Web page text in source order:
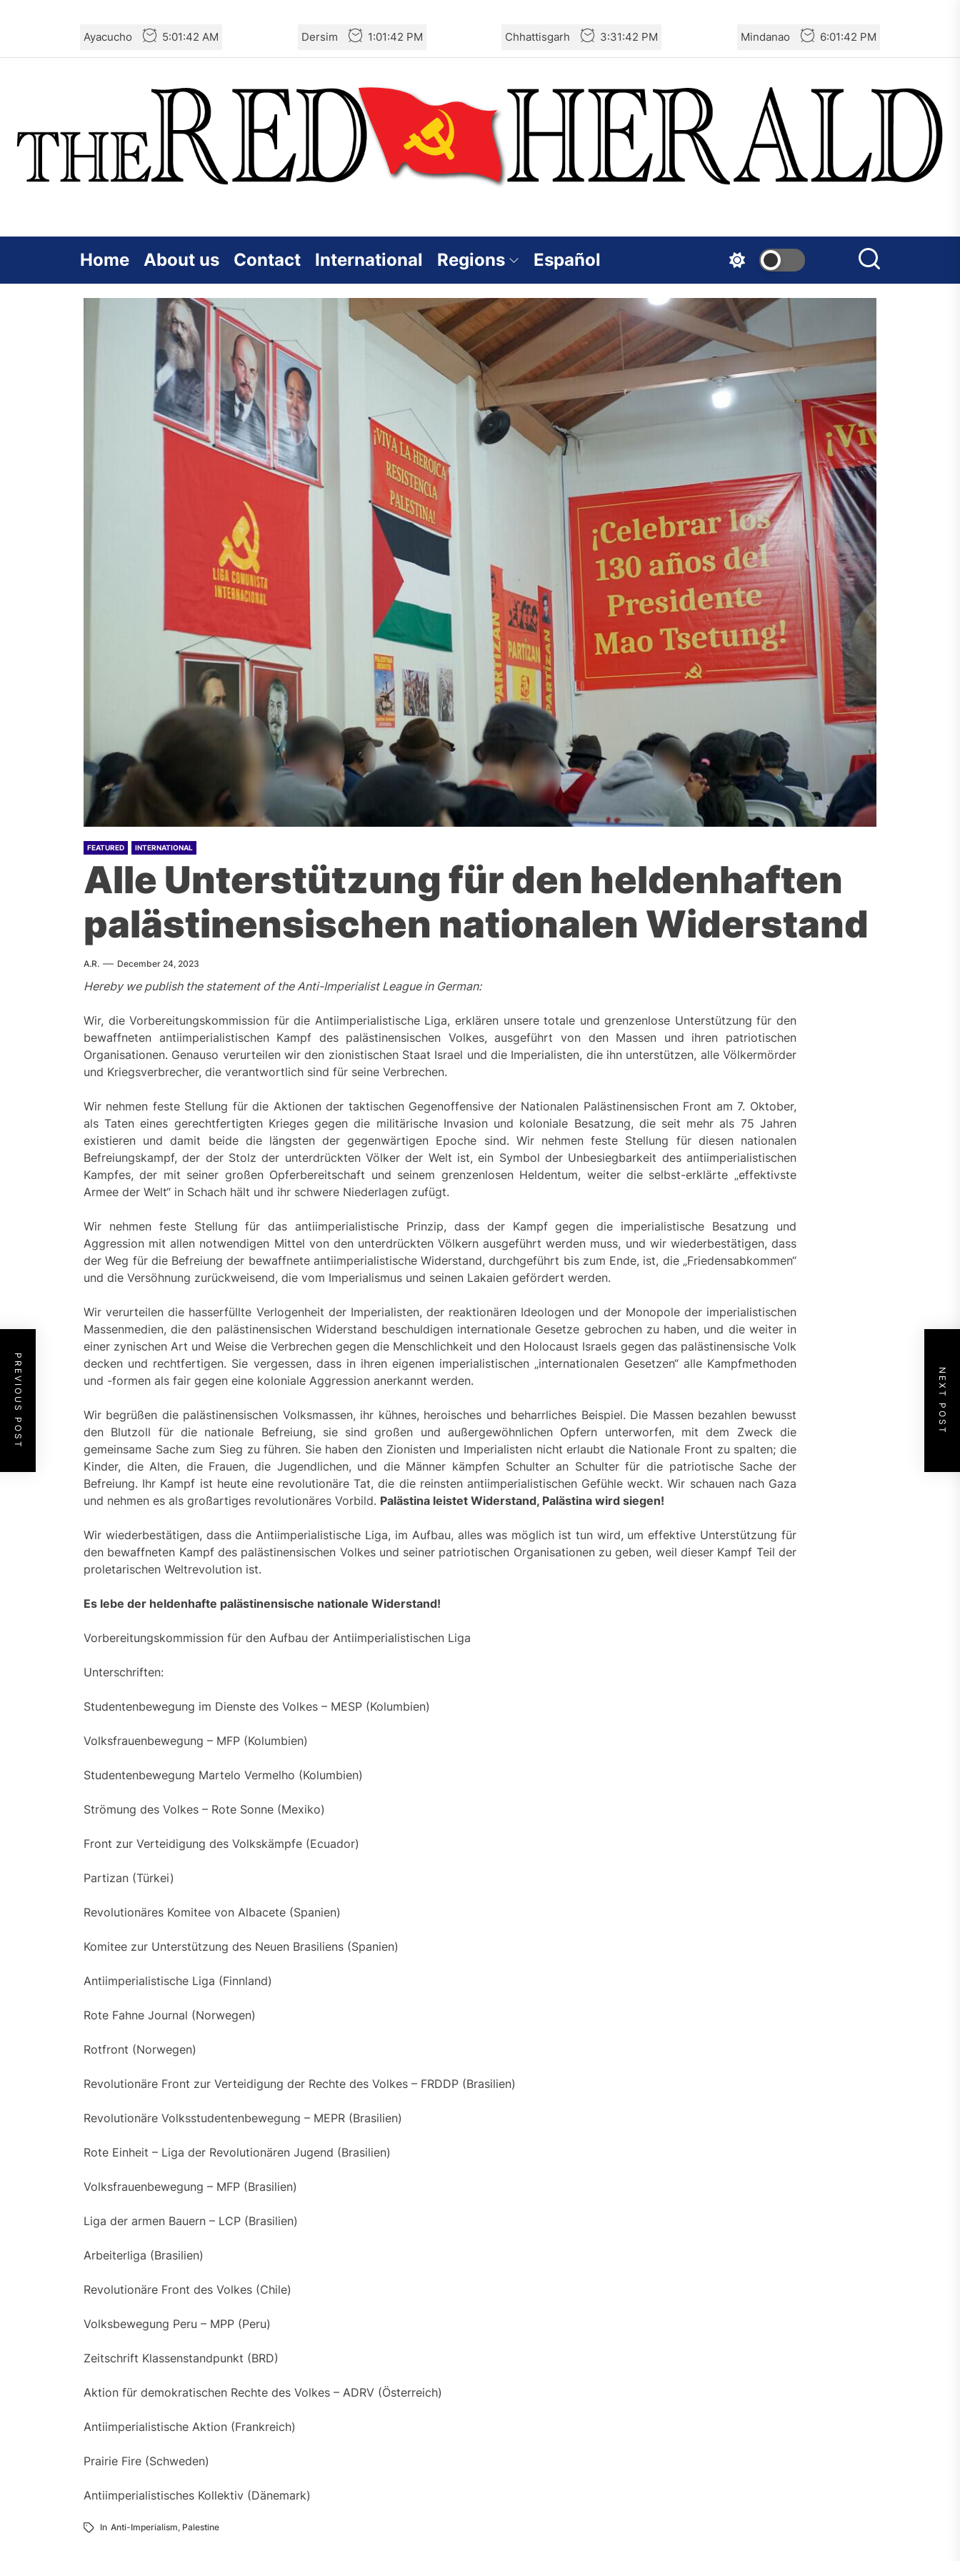
the
Ayacucho 5:01:43 AM Dersim 1:01:43 PM Chhattisgarh 3:31:43 PM Mindanao 6:01:43 PM
Home About us Contact International Regions Español
FEATURED INTERNATIONAL
Alle Unterstützung für den heldenhaften
palästinensischen nationalen Widerstand
A.R. December 24, 2023
Hereby we publish the statement of the Anti-Imperialist League in German:
Wir, die Vorbereitungskommission für die Antiimperialistische Liga, erklären unsere totale und grenzenlose Unterstützung für den
bewaffneten antiimperialistischen Kampf des palästinensischen Volkes, ausgeführt von den Massen und ihren patriotischen
Organisationen. Genauso verurteilen wir den zionistischen Staat Israel und die Imperialisten, die ihn unterstützen, alle Völkermörder
und Kriegsverbrecher, die verantwortlich sind für seine Verbrechen.
Wir nehmen feste Stellung für die Aktionen der taktischen Gegenoffensive der Nationalen Palästinensischen Front am 7. Oktober,
als Taten eines gerechtfertigten Krieges gegen die militärische Invasion und koloniale Besatzung, die seit mehr als 75 Jahren
existieren und damit beide die längsten der gegenwärtigen Epoche sind. Wir nehmen feste Stellung für diesen nationalen
Befreiungskampf, der der Stolz der unterdrückten Völker der Welt ist, ein Symbol der Unbesiegbarkeit des antiimperialistischen
Kampfes, der mit seiner großen Opferbereitschaft und seinem grenzenlosen Heldentum, weiter die selbst-erklärte „effektivste
Armee der Welt“ in Schach hält und ihr schwere Niederlagen zufügt.
Wir nehmen feste Stellung für das antiimperialistische Prinzip, dass der Kampf gegen die imperialistische Besatzung und
Aggression mit allen notwendigen Mittel von den unterdrückten Völkern ausgeführt werden muss, und wir wiederbestätigen, dass
der Weg für die Befreiung der bewaffnete antiimperialistische Widerstand, durchgeführt bis zum Ende, ist, die „Friedensabkommen“
und die Versöhnung zurückweisend, die vom Imperialismus und seinen Lakaien gefördert werden.
Wir verurteilen die hasserfüllte Verlogenheit der Imperialisten, der reaktionären Ideologen und der Monopole der imperialistischen
Massenmedien, die den palästinensischen Widerstand beschuldigen internationale Gesetze gebrochen zu haben, und die weiter in
einer zynischen Art und Weise die Verbrechen gegen die Menschlichkeit und den Holocaust Israels gegen das palästinensische Volk
decken und rechtfertigen. Sie vergessen, dass in ihren eigenen imperialistischen „internationalen Gesetzen“ alle Kampfmethoden
und -formen als fair gegen eine koloniale Aggression anerkannt werden.
Wir begrüßen die palästinensischen Volksmassen, ihr kühnes, heroisches und beharrliches Beispiel. Die Massen bezahlen bewusst
den Blutzoll für die nationale Befreiung, sie sind großen und außergewöhnlichen Opfern unterworfen, mit dem Zweck die
gemeinsame Sache zum Sieg zu führen. Sie haben den Zionisten und Imperialisten nicht erlaubt die Nationale Front zu spalten; die
Kinder, die Alten, die Frauen, die Jugendlichen, und die Männer kämpfen Schulter an Schulter für die patriotische Sache der
Befreiung. Ihr Kampf ist heute eine revolutionäre Tat, die die reinsten antiimperialistischen Gefühle weckt. Wir schauen nach Gaza
und nehmen es als großartiges revolutionäres Vorbild. Palästina leistet Widerstand, Palästina wird siegen!
Wir wiederbestätigen, dass die Antiimperialistische Liga, im Aufbau, alles was möglich ist tun wird, um effektive Unterstützung für
den bewaffneten Kampf des palästinensischen Volkes und seiner patriotischen Organisationen zu geben, weil dieser Kampf Teil der
proletarischen Weltrevolution ist.
Es lebe der heldenhafte palästinensische nationale Widerstand!
Vorbereitungskommission für den Aufbau der Antiimperialistischen Liga
Unterschriften:
Studentenbewegung im Dienste des Volkes – MESP (Kolumbien)
Volksfrauenbewegung – MFP (Kolumbien)
Studentenbewegung Martelo Vermelho (Kolumbien)
Strömung des Volkes – Rote Sonne (Mexiko)
Front zur Verteidigung des Volkskämpfe (Ecuador)
Partizan (Türkei)
Revolutionäres Komitee von Albacete (Spanien)
Komitee zur Unterstützung des Neuen Brasiliens (Spanien)
Antiimperialistische Liga (Finnland)
Rote Fahne Journal (Norwegen)
Rotfront (Norwegen)
Revolutionäre Front zur Verteidigung der Rechte des Volkes – FRDDP (Brasilien)
Revolutionäre Volksstudentenbewegung – MEPR (Brasilien)
Rote Einheit – Liga der Revolutionären Jugend (Brasilien)
Volksfrauenbewegung – MFP (Brasilien)
Liga der armen Bauern – LCP (Brasilien)
Arbeiterliga (Brasilien)
Revolutionäre Front des Volkes (Chile)
Volksbewegung Peru – MPP (Peru)
Zeitschrift Klassenstandpunkt (BRD)
Aktion für demokratischen Rechte des Volkes – ADRV (Österreich)
Antiimperialistische Aktion (Frankreich)
Prairie Fire (Schweden)
Antiimperialistisches Kollektiv (Dänemark)
In Anti-Imperialism, Palestine
PREVIOUS POST NEXT POST